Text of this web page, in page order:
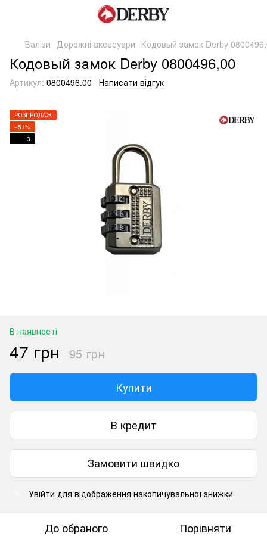
Валізи Дорожні аксесуари Кодовый замок Derby
Кодовый замок Derby 0800496,00
Артикул: 0800496.00 Написати відгук
РОЗПРОДАЖ
−51%
3
В наявності
47 грн 95 грн
Купити
В кредит
Замовити швидко
Увійти для відображення накопичувальної знижки
До обраного Порівняти